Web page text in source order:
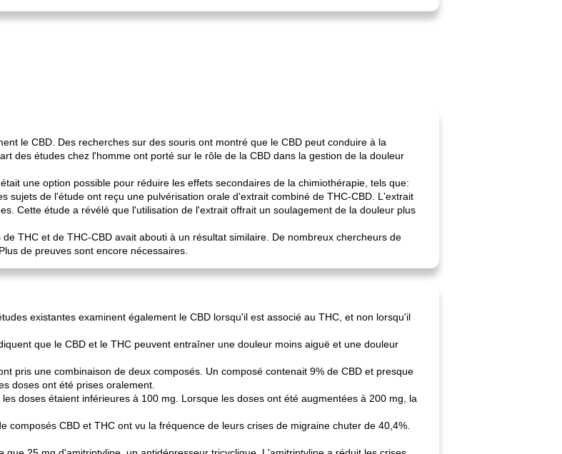
le CBD. Des recherches sur des souris ont montré que le CBD peut conduire à la
des études chez l'homme ont porté sur le rôle de la CBD dans la gestion de la douleur
une option possible pour réduire les effets secondaires de la chimiothérapie, tels que:
sujets de l'étude ont reçu une pulvérisation orale d'extrait combiné de THC-CBD. L'extrait
Cette étude a révélé que l'utilisation de l'extrait offrait un soulagement de la douleur plus
THC et de THC-CBD avait abouti à un résultat similaire. De nombreux chercheurs de
de preuves sont encore nécessaires.
existantes examinent également le CBD lorsqu'il est associé au THC, et non lorsqu'il
que le CBD et le THC peuvent entraîner une douleur moins aiguë et une douleur
pris une combinaison de deux composés. Un composé contenait 9% de CBD et presque
doses ont été prises oralement.
doses étaient inférieures à 100 mg. Lorsque les doses ont été augmentées à 200 mg, la
composés CBD et THC ont vu la fréquence de leurs crises de migraine chuter de 40,4%.